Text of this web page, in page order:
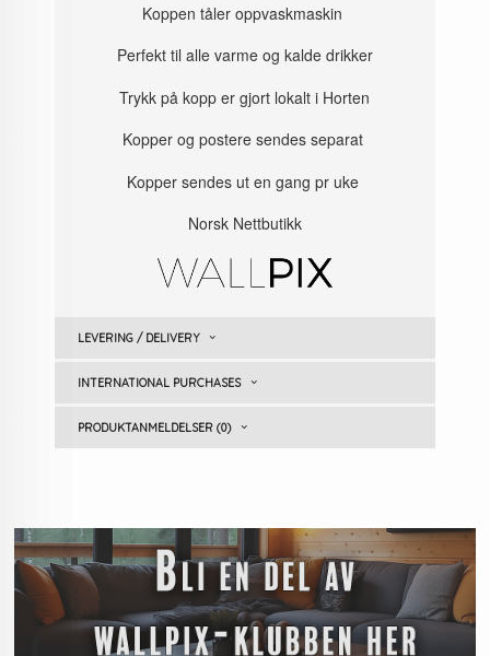
Koppen tåler oppvaskmaskin
Perfekt til alle varme og kalde drikker
Trykk på kopp er gjort lokalt i Horten
Kopper og postere sendes separat
Kopper sendes ut en gang pr uke
Norsk Nettbutikk
LEVERING / DELIVERY
INTERNATIONAL PURCHASES
PRODUKTANMELDELSER (0)